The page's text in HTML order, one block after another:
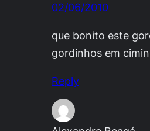
02/06/2010
que bonito este
gordinhos em
Reply